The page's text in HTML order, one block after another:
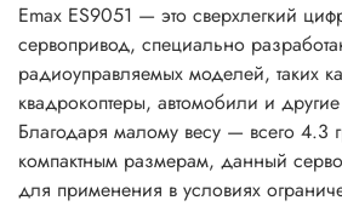
Emax ES9051 — это сверхлегкий
сервопривод, специально
радиоуправляемых моделей, таких
квадрокоптеры, автомобили и
Благодаря малому весу — всего 4.3
компактным размерам, данный
для применения в условиях